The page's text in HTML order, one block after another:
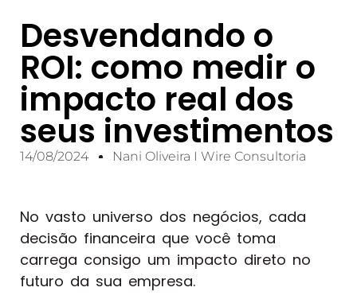
Desvendando o
ROI: como medir o
impacto real dos
seus investimentos
14/08/2024 Nani Oliveira I Wire Consultoria
No vasto universo dos negócios, cada
decisão financeira que você toma
carrega consigo um impacto direto no
futuro da sua empresa.